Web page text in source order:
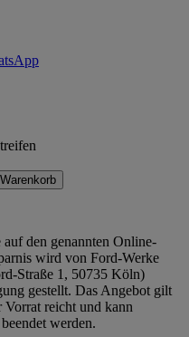
den genannten Online-
wird von Ford-Werke
Straße 1, 50735 Köln)
gestellt. Das Angebot gilt
Vorrat reicht und kann
werden.